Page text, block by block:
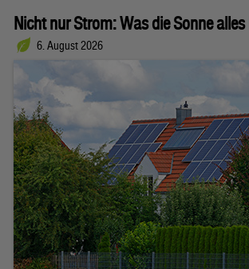
Nicht nur Strom: Was die Sonne
6. August 2026